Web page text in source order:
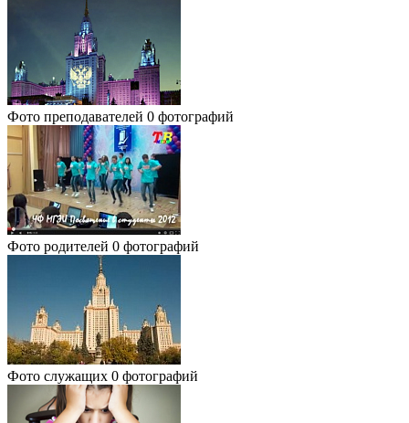
Фото преподавателей 0 фотографий
Фото родителей 0 фотографий
Фото служащих 0 фотографий